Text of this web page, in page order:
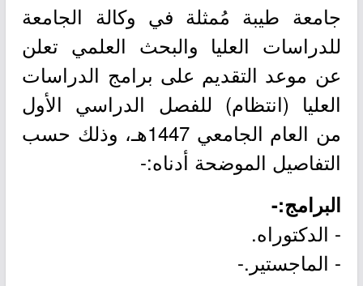
جامعة طيبة مُمثلة في وكالة الجامعة
للدراسات العليا والبحث العلمي تعلن
عن موعد التقديم على برامج الدراسات
العليا (انتظام) للفصل الدراسي الأول
من العام الجامعي 1447هـ، وذلك حسب
التفاصيل الموضحة أدناه:-
البرامج:-
- الدكتوراه.
- الماجستير.-